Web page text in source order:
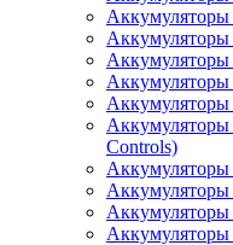
Аккумуляторы
Аккумуляторы
Аккумуляторы
Аккумуляторы
Controls)
Аккумуляторы
Аккумуляторы